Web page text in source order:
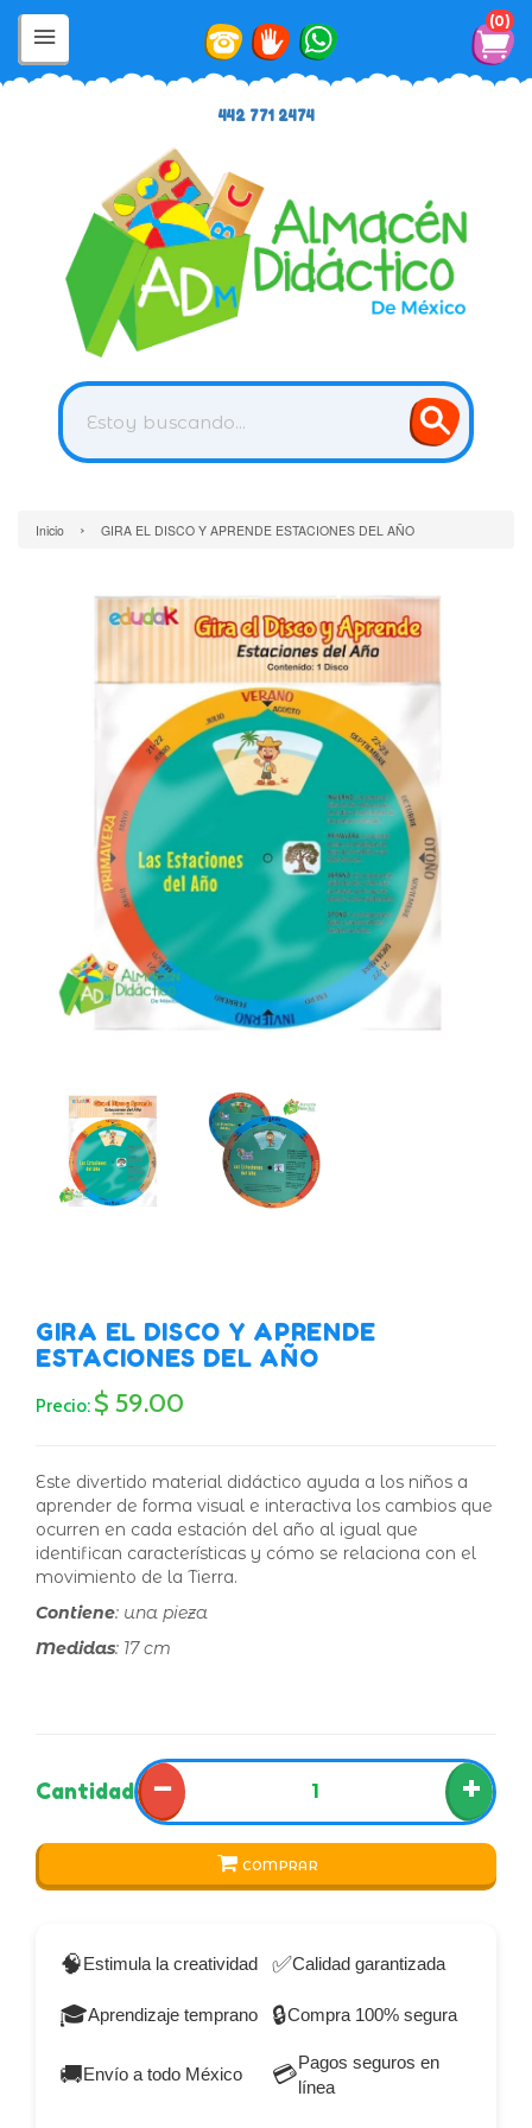
0
442 771 2474
Inicio › GIRA EL DISCO Y APRENDE ESTACIONES DEL AÑO
GIRA EL DISCO Y APRENDE
ESTACIONES DEL AÑO
Precio: $ 59.00
Este divertido material didáctico ayuda a los niños a
aprender de forma visual e interactiva los cambios que
ocurren en cada estación del año al igual que
identifican características y cómo se relaciona con el
movimiento de la Tierra.
Contiene: una pieza
Medidas: 17 cm
Cantidad − +
COMPRAR
🧠Estimula la creatividad ✅Calidad garantizada
🎓Aprendizaje temprano 🔒Compra 100% segura
🚚Envío a todo México 💳Pagos seguros en
línea